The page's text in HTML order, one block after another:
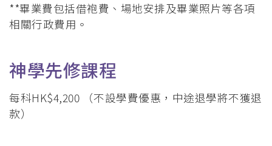
**畢業費包括借袍費、場地安排及畢業照片等各項
相關行政費用。
神學先修課程
每科HK$4,200 （不設學費優惠，中途退學將不獲退
款）